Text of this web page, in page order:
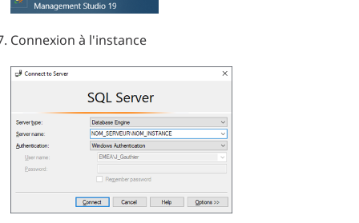
Connexion à l'instance